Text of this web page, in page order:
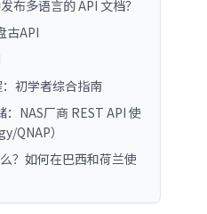
布多语言的 API 文档？
古API
初学者综合指南
NAS厂商 REST API 使
QNAP）
？如何在巴西和荷兰使